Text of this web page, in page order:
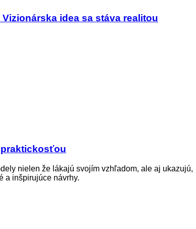
idea sa stáva realitou
nielen že lákajú svojím vzhľadom, ale aj ukazujú,
a inšpirujúce návrhy.